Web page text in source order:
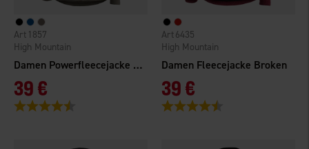
Damen Powerfleecejacke Hemsedal
High Mountain
1857
39 €
Bewertung:
Damen Fleecejacke Broken
High Mountain
6435
39 €
Bewertung: